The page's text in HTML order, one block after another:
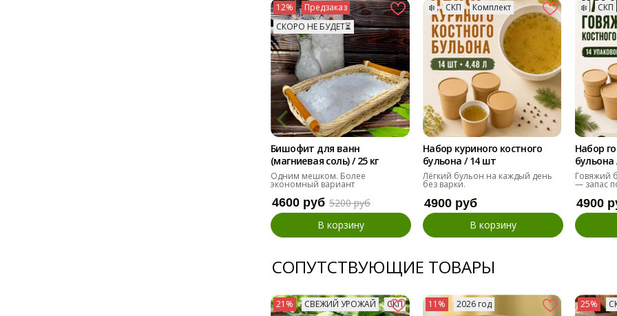
12%
Предзаказ
СКОРО НЕ БУДЕТ⏳
Бишофит для ванн
(магниевая соль) / 25 кг
Одним мешком. Более
экономный вариант
4600 руб 5200 руб
В корзину
❄️ СКП Комплект
Набор куриного костного
бульона / 14 шт
Лёгкий бульон на каждый день
без варки.
4900 руб
В корзину
❄️ СКП
Набор
Говяжий
— запас
4900
СОПУТСТВУЮЩИЕ ТОВАРЫ
21% СВЕЖИЙ УРОЖАЙ СКП 11%
2026 год
25%